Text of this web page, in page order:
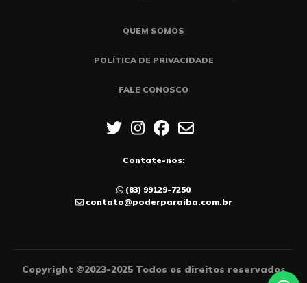
QUEM SOMOS
POLÍTICA DE PRIVACIDADE
FALE CONOSCO
Contate-nos:
(83) 99129-7250
contato@poderparaiba.com.br
Copyright ©2023-2025 Todos os direitos reservados